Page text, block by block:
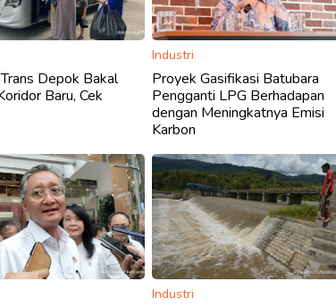
Depok Bakal
Baru, Cek
Industri
Proyek Gasifikasi Batubara
Pengganti LPG Berhadapan
dengan Meningkatnya Emisi
Karbon
Industri